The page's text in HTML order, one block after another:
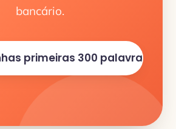
bancário.
primeiras 300 palavras